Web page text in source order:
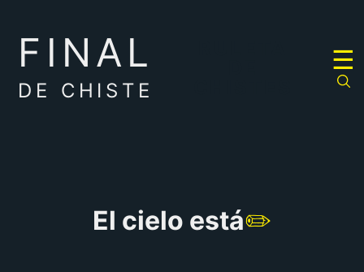
FINAL
DE CHISTE
☰
El cielo está✏️